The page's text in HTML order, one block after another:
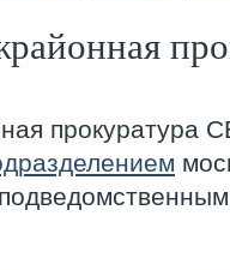
прокуратура